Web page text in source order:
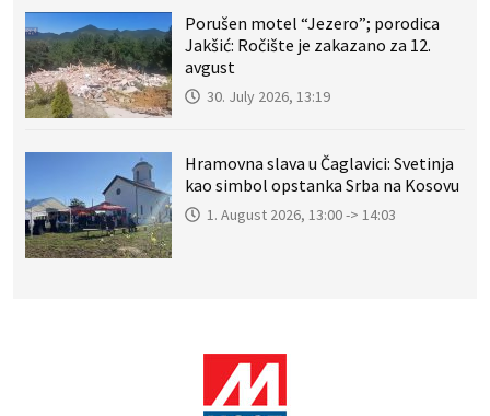
Porušen motel “Jezero”; porodica
Jakšić: Ročište je zakazano za 12.
avgust
30. July 2026, 13:19
Hramovna slava u Čaglavici: Svetinja
kao simbol opstanka Srba na Kosovu
1. August 2026, 13:00 -> 14:03